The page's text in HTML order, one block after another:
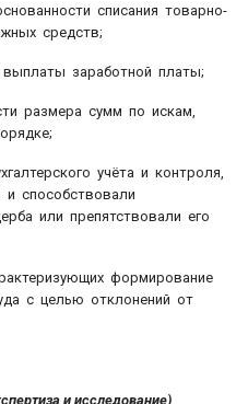
списания товарно-
средств;
заработной платы;
размера сумм по искам,
учёта и контроля,
способствовали
или препятствовали его
формирование
с целью отклонений от
и исследование)